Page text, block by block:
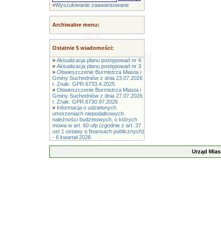
»Wyszukiwanie zaawansowane
Archiwalne menu:
Ostatnie 5 wiadomości:
» Aktualizacja planu postępowań nr 4
» Aktualizacja planu postępowań nr 3
» Obwieszczenie Burmistrza Miasta i
Gminy Suchedniów z dnia 23.07.2026
r. Znak: GPR.6733.4.2025
» Obwieszczenie Burmistrza Miasta i
Gminy Suchedniów z dnia 27.07.2026
r. Znak: GPR.6730.97.2026
» Informacja o udzielonych
umorzeniach niepodatkowych
należności budżetowych, o których
mowa w art. 60 ufp (zgodnie z art. 37
ust 1 ustawy o finansach publicznych)
- II kwartał 2026
Urząd